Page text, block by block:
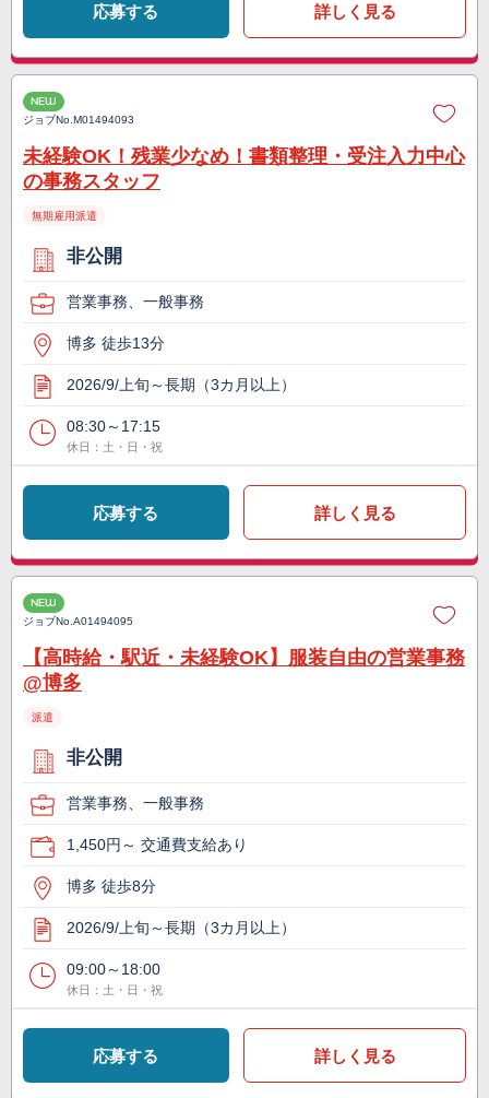
応募する 詳しく見る
NEW
ジョブNo.M01494093
未経験OK！残業少なめ！書類整理・受注入力中心
の事務スタッフ
無期雇用派遣
非公開
営業事務、一般事務
博多 徒歩13分
2026/9/上旬～長期（3カ月以上）
08:30～17:15
休日：土・日・祝
応募する 詳しく見る
NEW
ジョブNo.A01494095
【高時給・駅近・未経験OK】服装自由の営業事務
@博多
派遣
非公開
営業事務、一般事務
1,450円～ 交通費支給あり
博多 徒歩8分
2026/9/上旬～長期（3カ月以上）
09:00～18:00
休日：土・日・祝
応募する 詳しく見る